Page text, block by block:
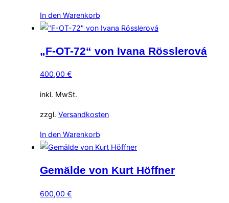
In den Warenkorb
„F-OT-72“ von Ivana Rösslerová
400,00 €
inkl. MwSt.
zzgl. Versandkosten
In den Warenkorb
Gemälde von Kurt Höffner
600,00 €